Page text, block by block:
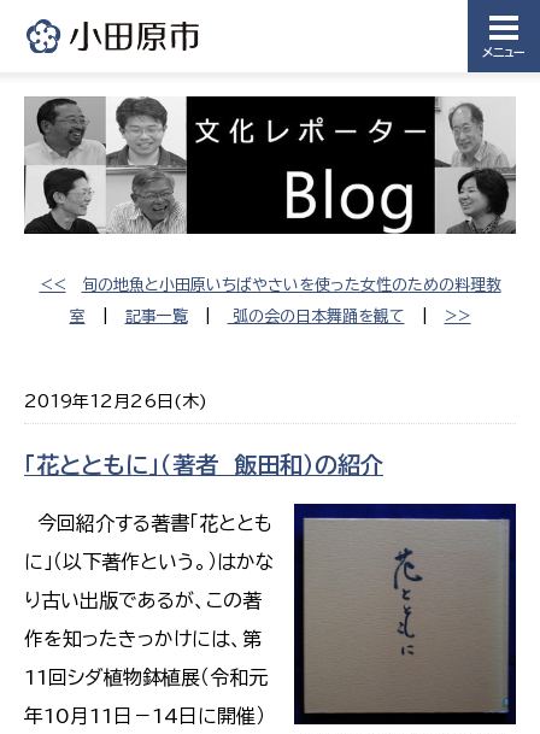
メニュー
<<
旬の地魚と小田原いちばやさいを使った女性のための料理教
室
記事一覧| 弧の会の日本舞踊を観て >>
2019年12月26日(木)
「花とともに」（著者 飯田和）の紹介
今回紹介する著書「花ととも
に」（以下著作という。）はかな
り古い出版であるが、この著
作を知ったきっかけには、第
11回シダ植物鉢植展（令和元
年10月11日－14日に開催）